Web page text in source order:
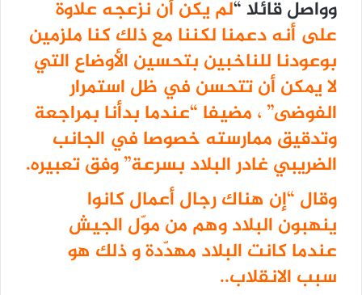
وواصل قائلا “لم يكن أن نزعجه علاوة
على أنه دعمنا لكننا مع ذلك كنا ملزمين
بوعودنا للناخبين بتحسين الأوضاع التي
لا يمكن أن تتحسن في ظل استمرار
الفوضى” ، مضيفا “عندما بدأنا بمراجعة
وتدقيق ممارسته خصوصا في الجانب
الضريبي غادر البلاد بسرعة” وفق تعبيره.
وقال “إن هناك رجال أعمال كانوا
ينهبون البلاد وهم من موّل الجيش
عندما كانت البلاد مهدّدة و ذلك هو
سبب الانقلاب..